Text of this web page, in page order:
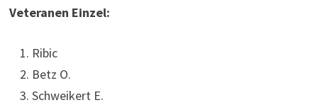
Veteranen Einzel:
Ribic
Betz O.
Schweikert E.